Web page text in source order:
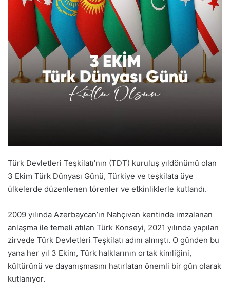
Türk Devletleri Teşkilatı’nın (TDT) kuruluş yıldönümü olan
3 Ekim Türk Dünyası Günü, Türkiye ve teşkilata üye
ülkelerde düzenlenen törenler ve etkinliklerle kutlandı.
2009 yılında Azerbaycan’ın Nahçıvan kentinde imzalanan
anlaşma ile temeli atılan Türk Konseyi, 2021 yılında yapılan
zirvede Türk Devletleri Teşkilatı adını almıştı. O günden bu
yana her yıl 3 Ekim, Türk halklarının ortak kimliğini,
kültürünü ve dayanışmasını hatırlatan önemli bir gün olarak
kutlanıyor.